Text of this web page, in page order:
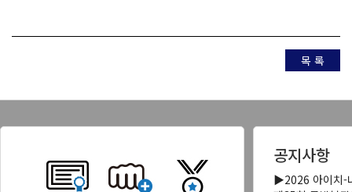
목 록
공지사항
▶2026 아이치-